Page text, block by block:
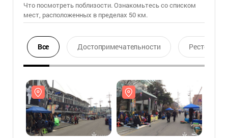
Что посмотреть поблизости. Ознакомьтесь со списком
мест, расположенных в пределах 50 км.
Все Достопримечательности Ресторан